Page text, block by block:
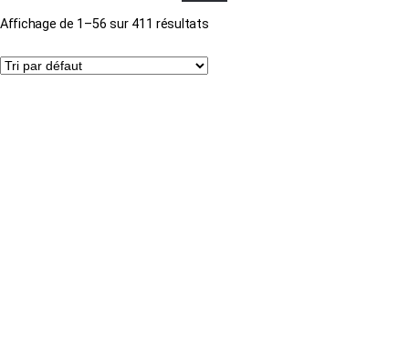
Affichage de 1–56 sur 411 résultats